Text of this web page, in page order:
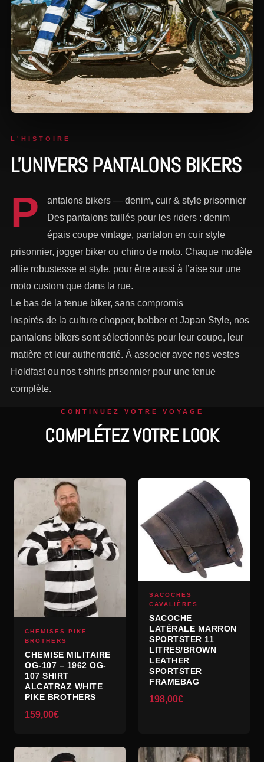
L'HISTOIRE
L'UNIVERS PANTALONS BIKERS
P
antalons bikers — denim, cuir & style prisonnier
Des pantalons taillés pour les riders : denim
épais coupe vintage, pantalon en cuir style
prisonnier, jogger biker ou chino de moto. Chaque modèle
allie robustesse et style, pour être aussi à l’aise sur une
moto custom que dans la rue.
Le bas de la tenue biker, sans compromis
Inspirés de la culture chopper, bobber et Japan Style, nos
pantalons bikers sont sélectionnés pour leur coupe, leur
matière et leur authenticité. À associer avec nos vestes
Holdfast ou nos t-shirts prisonnier pour une tenue
complète.
CONTINUEZ VOTRE VOYAGE
COMPLÉTEZ VOTRE LOOK
CHEMISES PIKE
BROTHERS
CHEMISE MILITAIRE
OG-107 – 1962 OG-
107 SHIRT
ALCATRAZ WHITE
PIKE BROTHERS
159,00€
SACOCHES
CAVALIÈRES
SACOCHE
LATÉRALE MARRON
SPORTSTER 11
LITRES/BROWN
LEATHER
SPORTSTER
FRAMEBAG
198,00€